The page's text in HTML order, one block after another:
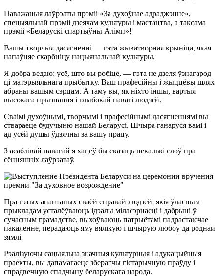
Паважаныя лаўрэаты прэміі «За духоўнае адраджэнне»,
спецыяльнай прэміі дзеячам культуры і мастацтва, а таксама
прэміі «Беларускі спартыўны Алімп»!
Вашы творчыя дасягненні — гэта жыватворная крыніца, якая
напаўняе скарбніцу нацыянальнай культуры.
Я добра ведаю: усё, што вы робіце, — гэта не дзеля ўзнагарод
ці матэрыяльнага прыбытку. Ваш прафесійны і жыццёвы шлях
абраны вашым сэрцам. А таму вы, як ніхто іншы, вартыя
высокага прызнання і глыбокай павагі людзей.
Сваімі духоўнымі, творчымі і прафесійнымі дасягненнямі вы
ствараеце будучыню нашай Беларусі. Шчыра ганаруся вамі і
ад усёй душы ўдзячны за вашу працу.
З асаблівай павагай я хацеў бы сказаць некалькі слоў пра
сëнняшніх лаўрэатаў.
Пра гэтых апантаных сваёй справай людзей, якія ўласным
прыкладам усталёўваюць ідэалы міласэрнасці і дабрыні ў
сучасным грамадстве, выхоўваюць патрыётамі падрастаючае
пакаленне, перадаюць яму вялікую і шчырую любоў да роднай
зямлі.
Рэалізуючы сацыяльна значныя культурныя і адукацыйныя
праекты, вы дапамагаеце зберагчы гістарычную праўду і
спрадвечную спадчыну беларускага народа.